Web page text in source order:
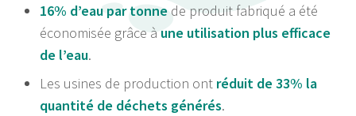
ou qu'ils ont collectées lors de votre utilisation de leurs
services.
16% d’eau par tonne de produit fabriqué a été
économisée grâce à une utilisation plus efficace
de l’eau.
Les usines de production ont réduit de 33% la
quantité de déchets générés.